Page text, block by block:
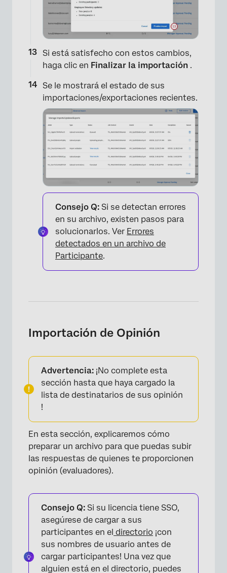
×
×
×
Si está satisfecho con estos cambios,
haga clic en Finalizar la importación .
Se le mostrará el estado de sus
importaciones/exportaciones recientes.
×
Consejo Q: Si se detectan errores
en su archivo, existen pasos para
solucionarlos. Ver Errores
detectados en un archivo de
Participante.
Importación de Opinión
Advertencia: ¡No complete esta
sección hasta que haya cargado la
lista de destinatarios de sus opinión
!
En esta sección, explicaremos cómo
preparar un archivo para que puedas subir
las respuestas de quienes te proporcionen
opinión (evaluadores).
Consejo Q: Si su licencia tiene SSO,
asegúrese de cargar a sus
participantes en el directorio ¡con
sus nombres de usuario antes de
cargar participantes! Una vez que
alguien está en el directorio, puedes